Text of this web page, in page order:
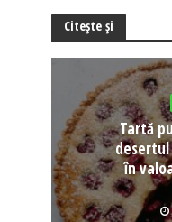
Citește și
Tartă
desertul
în